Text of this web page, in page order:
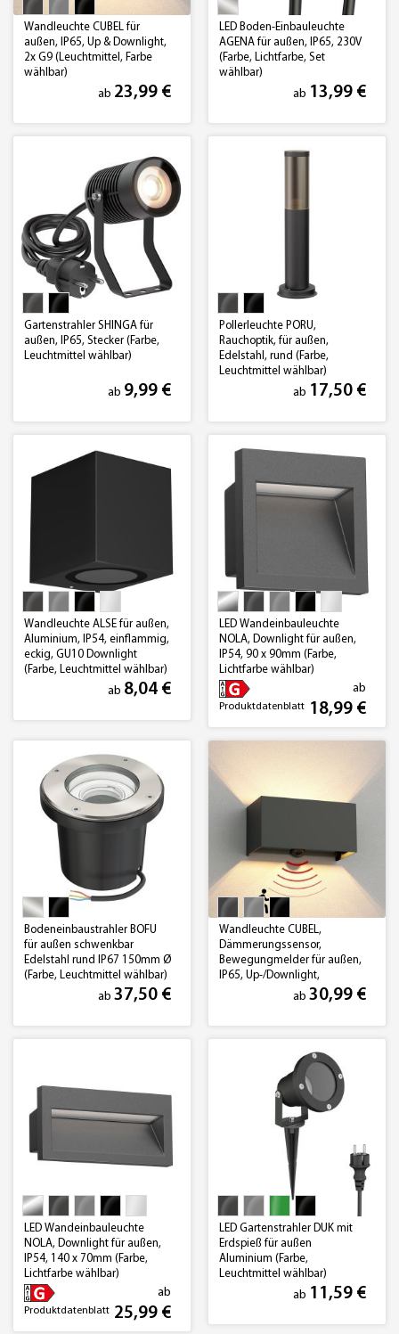
Wandleuchte CUBEL für
außen, IP65, Up & Downlight,
2x G9 (Leuchtmittel, Farbe
wählbar)
ab 23,99 €
LED Boden-Einbauleuchte
AGENA für außen, IP65, 230V
(Farbe, Lichtfarbe, Set
wählbar)
ab 13,99 €
Gartenstrahler SHINGA für
außen, IP65, Stecker (Farbe,
Leuchtmittel wählbar)
ab 9,99 €
Pollerleuchte PORU,
Rauchoptik, für außen,
Edelstahl, rund (Farbe,
Leuchtmittel wählbar)
ab 17,50 €
Wandleuchte ALSE für außen,
Aluminium, IP54, einflammig,
eckig, GU10 Downlight
(Farbe, Leuchtmittel wählbar)
ab 8,04 €
LED Wandeinbauleuchte
NOLA, Downlight für außen,
IP54, 90 x 90mm (Farbe,
Lichtfarbe wählbar)
Produktdatenblatt
ab
18,99 €
Bodeneinbaustrahler BOFU
für außen schwenkbar
Edelstahl rund IP67 150mm Ø
(Farbe, Leuchtmittel wählbar)
ab 37,50 €
Wandleuchte CUBEL,
Dämmerungssensor,
Bewegungmelder für außen,
IP65, Up-/Downlight,
rechteckig, 2x G9
(Leuchtmittel, Farbe wählbar)
ab 30,99 €
LED Wandeinbauleuchte
NOLA, Downlight für außen,
IP54, 140 x 70mm (Farbe,
Lichtfarbe wählbar)
Produktdatenblatt
ab
25,99 €
LED Gartenstrahler DUK mit
Erdspieß für außen
Aluminium (Farbe,
Leuchtmittel wählbar)
ab 11,59 €